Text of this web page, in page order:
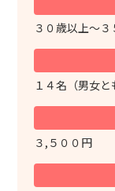
３０歳以上～
１４名（男女と
３,５００円